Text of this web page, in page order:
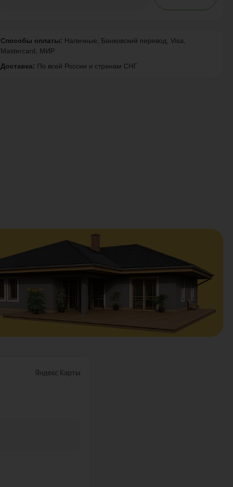
Способы оплаты: Наличные, Банковский перевод, Visa,
Mastercard, МИР
Доставка: По всей России и странам СНГ